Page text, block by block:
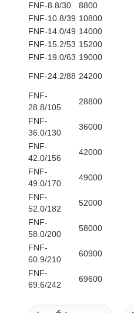
FNF-8.8/30
8800
FNF-10.8/39 10800
FNF-14.0/49 14000
FNF-15.2/53 15200
FNF-19.0/63 19000
FNF-24.2/88 24200
FNF-
28.8/105
28800
FNF-
36.0/130
36000
FNF-
42.0/156
42000
FNF-
49.0/170
49000
FNF-
52.0/182
52000
FNF-
58.0/200
58000
FNF-
60.9/210
60900
FNF-
69.6/242
69600